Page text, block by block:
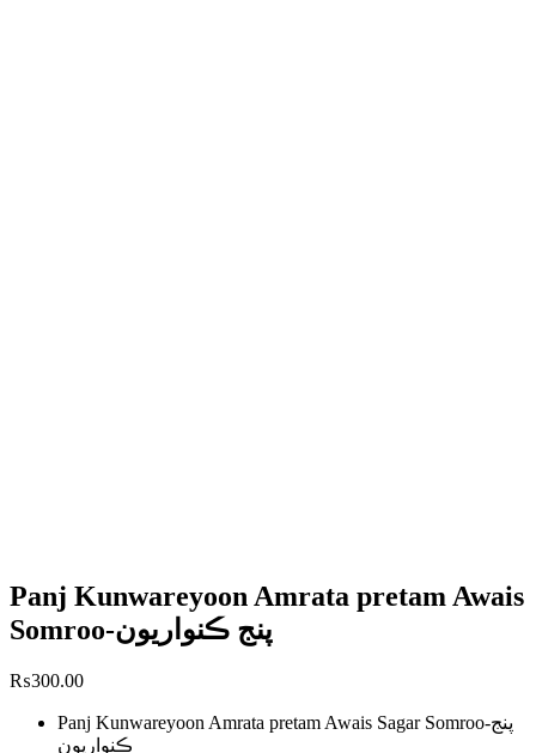
Panj Kunwareyoon Amrata pretam Awais
Somroo-پنج ڪنواريون
₨300.00
Panj Kunwareyoon Amrata pretam Awais Sagar Somroo-پنج
ڪنواريون